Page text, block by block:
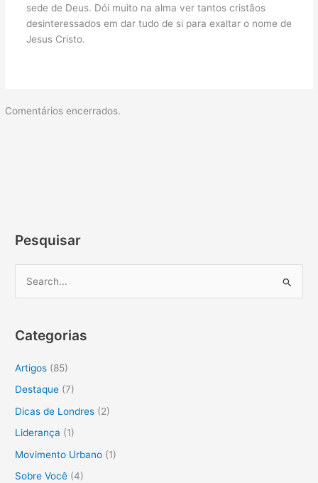
sede de Deus. Dói muito na alma ver tantos cristãos
desinteressados em dar tudo de si para exaltar o nome de
Jesus Cristo.
Comentários encerrados.
Pesquisar
q
a
r
p
o
Categorias
Artigos (85)
Destaque (7)
Dicas de Londres (2)
Liderança (1)
Movimento Urbano (1)
Sobre Você (4)